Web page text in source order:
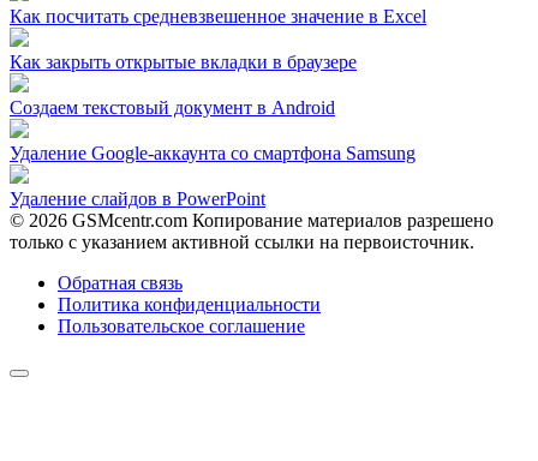
Как посчитать средневзвешенное значение в Excel
Как закрыть открытые вкладки в браузере
Создаем текстовый документ в Android
Удаление Google-аккаунта со смартфона Samsung
Удаление слайдов в PowerPoint
© 2026 GSMcentr.com Копирование материалов разрешено
только с указанием активной ссылки на первоисточник.
Обратная связь
Политика конфиденциальности
Пользовательское соглашение